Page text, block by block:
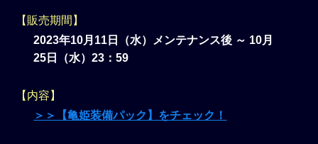
【販売期間】
2023年10月11日（水）メンテナンス後 ～ 10月
25日（水）23：59
【内容】
＞＞【亀姫装備パック】をチェック！